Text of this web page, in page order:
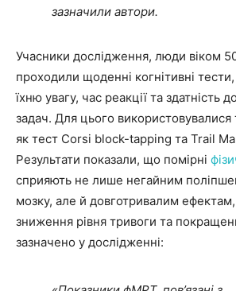
зазначили автори.
Учасники дослідження, люди віком
проходили щоденні когнітивні
їхню увагу, час реакції та здатність
задач. Для цього використовувалися
як тест Corsi block-tapping та Trail
Результати показали, що помірні
сприяють не лише негайним
мозку, але й довготривалим
зниження рівня тривоги та
зазначено у дослідженні: